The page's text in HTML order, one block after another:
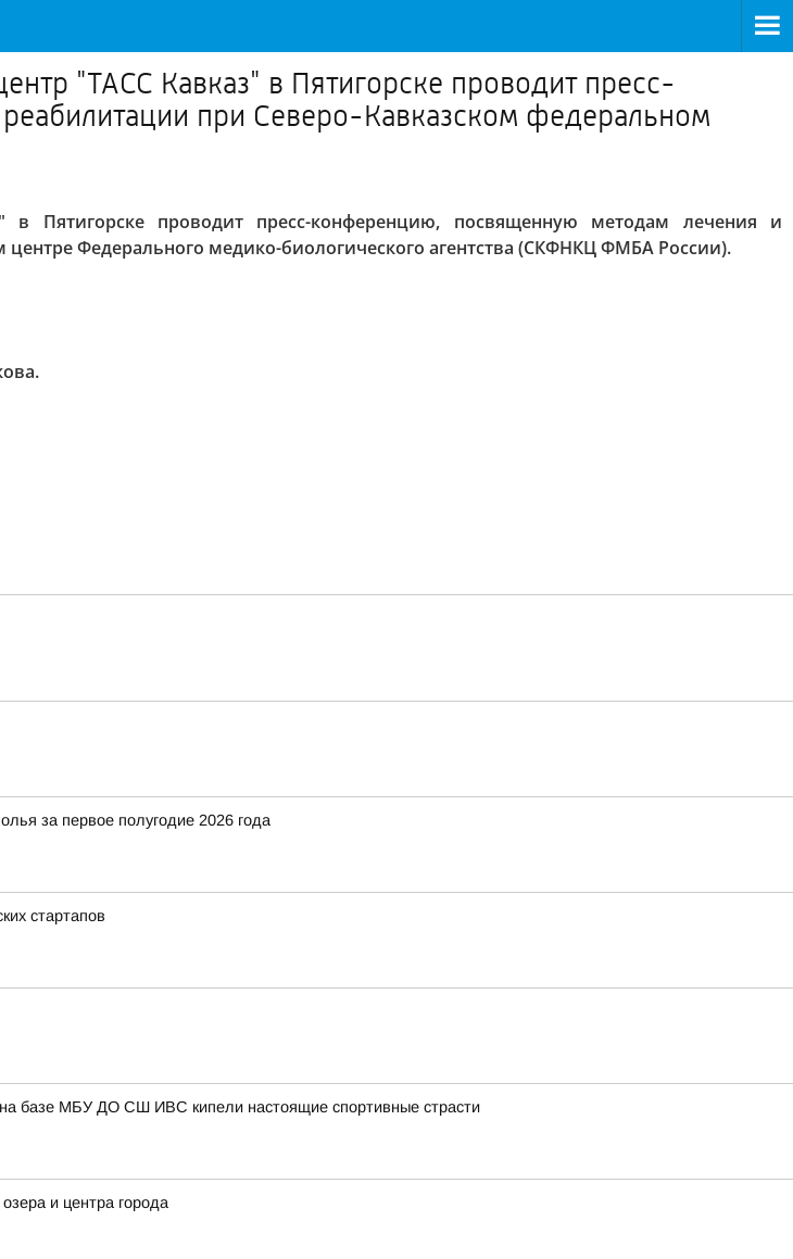
"ТАСС Кавказ" в Пятигорске проводит пресс-
при Северо-Кавказском федеральном
в Пятигорске проводит пресс-конференцию, посвященную методам лечения и
Федерального медико-биологического агентства (СКФНКЦ ФМБА России).
за первое полугодие 2026 года
стартапов
на базе МБУ ДО СШ ИВС кипели настоящие спортивные страсти
и центра города